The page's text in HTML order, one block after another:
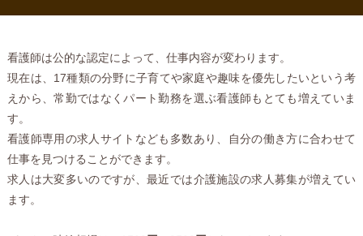
看護師は公的な認定によって、仕事内容が変わります。
現在は、17種類の分野に子育てや家庭や趣味を優先したいという考
えから、常勤ではなくパート勤務を選ぶ看護師もとても増えていま
す。
看護師専用の求人サイトなども多数あり、自分の働き方に合わせて
仕事を見つけることができます。
求人は大変多いのですが、最近では介護施設の求人募集が増えてい
ます。